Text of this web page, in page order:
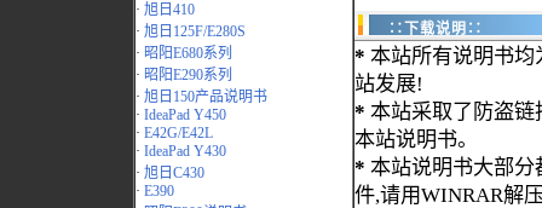
· 旭日410
· 旭日125F/E280S
· 昭阳E680系列
· 昭阳E290系列
· 旭日150产品说明书
· IdeaPad Y450
· E42G/E42L
· IdeaPad Y430
· 旭日C430
· E390
∷下载说明∷
* 本站所有说明书均
站发展!
* 本站采取了防盗链
本站说明书。
* 本站说明书大部分
件,请用WINRAR解